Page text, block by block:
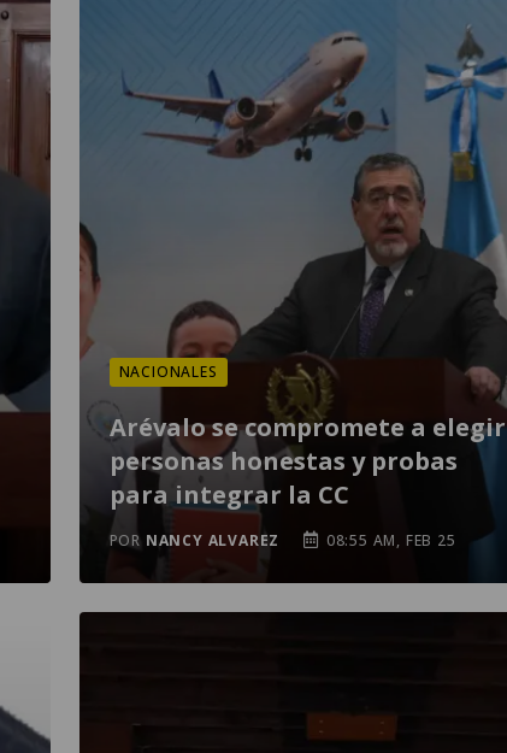
NACIONALES
Arévalo se compromete a elegir
personas honestas y probas
para integrar la CC
POR NANCY ALVAREZ 08:55 AM, FEB 25